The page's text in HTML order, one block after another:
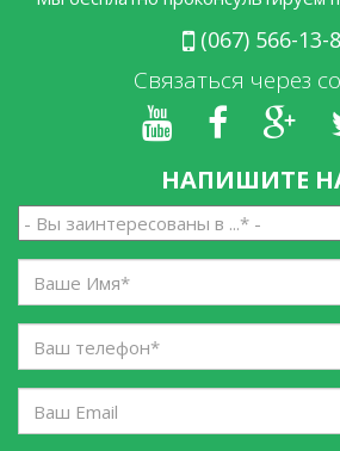
(067) 566-13-
Связаться через
НАПИШИТЕ
заинтересованы
в
*